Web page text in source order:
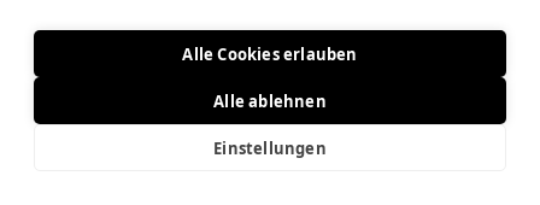
Alle Cookies erlauben
Alle ablehnen
Einstellungen